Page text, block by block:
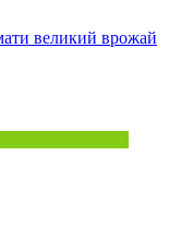
великий врожай